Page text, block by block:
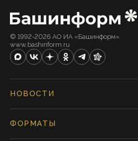
© 1992-2026 АО ИА «Башинформ».
www.bashinform.ru
НОВОСТИ
ФОРМАТЫ